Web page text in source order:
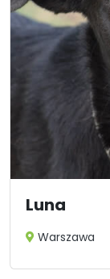
Luna
Warszawa